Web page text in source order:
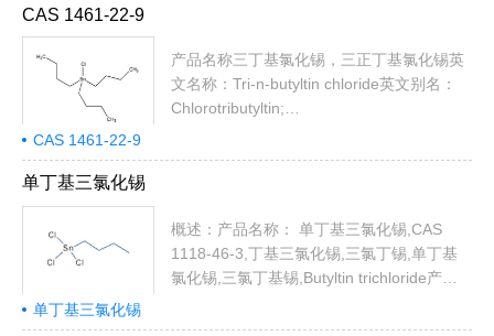
TRIBUTYLTIN CHLORIDE; tributyl(chlor...
CAS 1461-22-9
产品名称三丁基氯化锡，三正丁基氯化锡英
文名称：Tri-n-butyltin chloride英文别名：
Chlorotributyltin;
choride; Tri-n-
TRIBUTYLTIN CHLORIDE;
tributyl(chloro)stann...
CAS 1461-22-9
单丁基三氯化锡
概述：产品名称： 单丁基三氯化锡,CAS
1118-46-3,丁基三氯化锡,三氯丁锡,单丁基
氯化锡,三氯丁基锡,Butyltin trichloride产品
同义词:丁基三氯化锡(烷);三氯丁锡;单丁基
单丁基三氯化锡